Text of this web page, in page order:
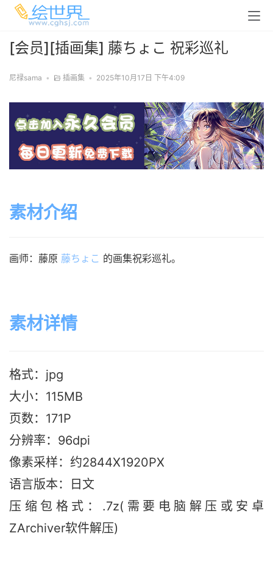
[会员][插画集] 藤ちょこ 祝彩巡礼
尼禄sama • 插画集 • 2025年10月17日 下午4:09
素材介绍
画师：藤原 藤ちょこ 的画集祝彩巡礼。
素材详情
格式：jpg
大小：115MB
页数：171P
分辨率：96dpi
像素采样：约2844X1920PX
语言版本：日文
压缩包格式：.7z(需要电脑解压或安卓
ZArchiver软件解压)